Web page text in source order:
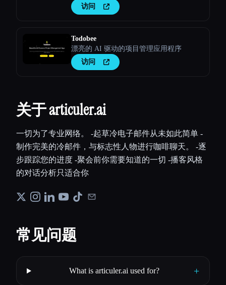
访问
Todobee
漂亮的 AI 驱动的项目管理应用程序
访问
关于 articuler.ai
一切为了专业网络。 -起草冷电子邮件从未如此简单 -
制作完美的冷邮件，与标志性人物进行咖啡聊天。 -逐
步跟踪您的进度 -聚会前你需要知道的一切 -播客风格
的对话分析只适合你
常见问题
What is articuler.ai used for? +